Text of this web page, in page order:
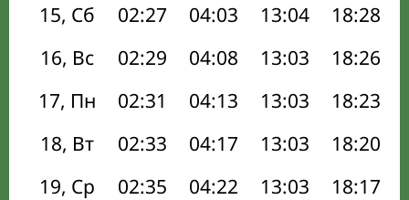
15, Сб
02:27 04:03 13:04 18:28
16, Вс
02:29 04:08 13:03 18:26
17, Пн
02:31 04:13 13:03 18:23
18, Вт
02:33 04:17 13:03 18:20
19, Ср
02:35 04:22 13:03 18:17